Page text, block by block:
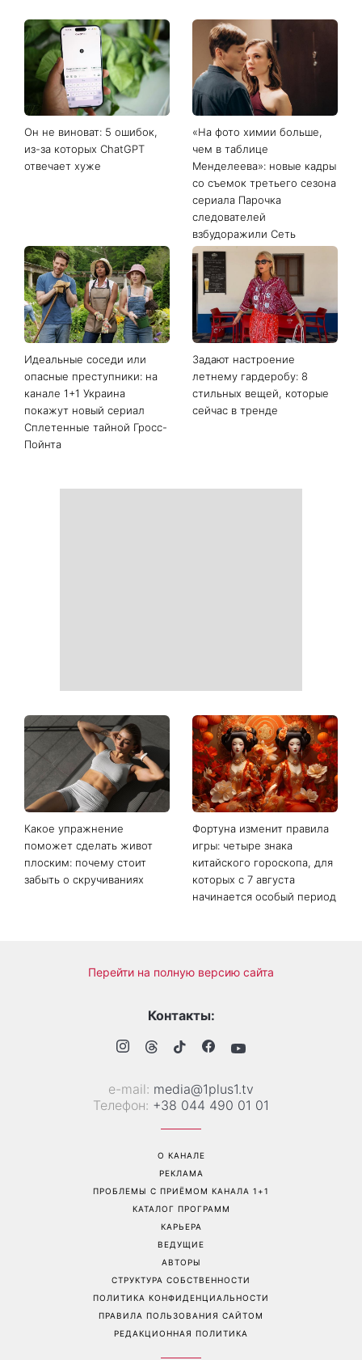
Он не виноват: 5 ошибок,
из-за которых ChatGPT
отвечает хуже
«На фото химии больше,
чем в таблице
Менделеева»: новые кадры
со съемок третьего сезона
сериала Парочка
следователей
взбудоражили Сеть
Идеальные соседи или
опасные преступники: на
канале 1+1 Украина
покажут новый сериал
Сплетенные тайной Гросс-
Пойнта
Задают настроение
летнему гардеробу: 8
стильных вещей, которые
сейчас в тренде
Какое упражнение
поможет сделать живот
плоским: почему стоит
забыть о скручиваниях
Фортуна изменит правила
игры: четыре знака
китайского гороскопа, для
которых с 7 августа
начинается особый период
Перейти на полную версию сайта
Контакты:
е-mail: media@1plus1.tv
Телефон: +38 044 490 01 01
О КАНАЛЕ
РЕКЛАМА
ПРОБЛЕМЫ С ПРИЁМОМ КАНАЛА 1+1
КАТАЛОГ ПРОГРАММ
КАРЬЕРА
ВЕДУЩИЕ
АВТОРЫ
СТРУКТУРА СОБСТВЕННОСТИ
ПОЛИТИКА КОНФИДЕНЦИАЛЬНОСТИ
ПРАВИЛА ПОЛЬЗОВАНИЯ САЙТОМ
РЕДАКЦИОННАЯ ПОЛИТИКА